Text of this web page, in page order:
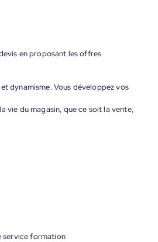
en proposant les offres
dynamisme. Vous développez vos
vie du magasin, que ce soit la vente,
service formation